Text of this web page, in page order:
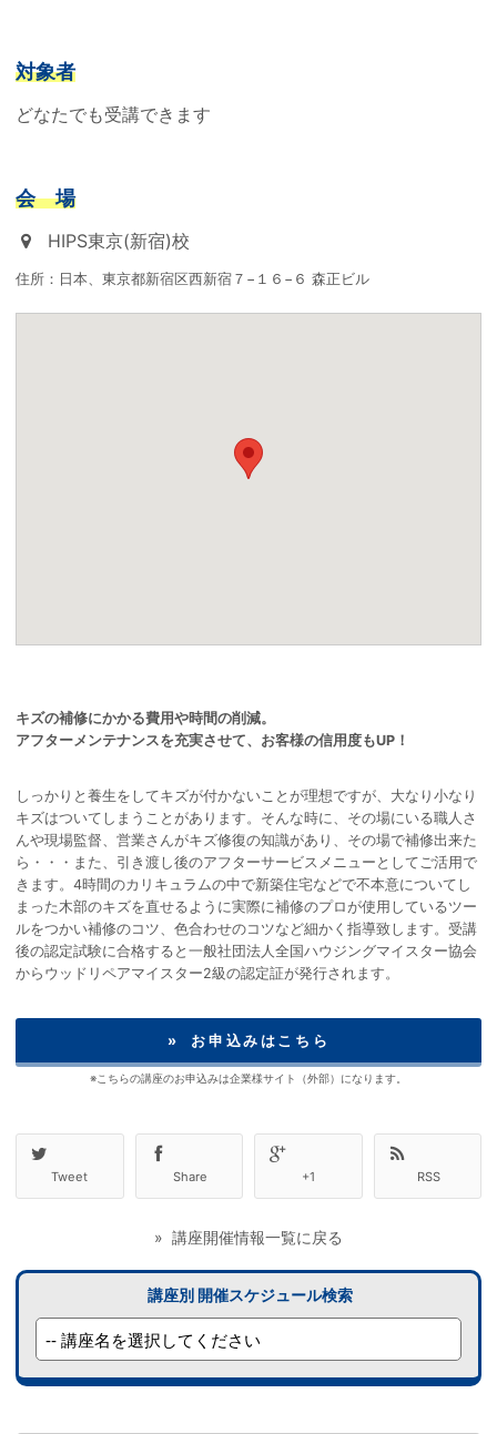
対象者
どなたでも受講できます
会 場
HIPS東京(新宿)校
住所：日本、東京都新宿区西新宿７−１６−６ 森正ビル
キズの補修にかかる費用や時間の削減。
アフターメンテナンスを充実させて、お客様の信用度もUP！
しっかりと養生をしてキズが付かないことが理想ですが、大なり小なり
キズはついてしまうことがあります。そんな時に、その場にいる職人さ
んや現場監督、営業さんがキズ修復の知識があり、その場で補修出来た
ら・・・また、引き渡し後のアフターサービスメニューとしてご活用で
きます。4時間のカリキュラムの中で新築住宅などで不本意についてし
まった木部のキズを直せるように実際に補修のプロが使用しているツー
ルをつかい補修のコツ、色合わせのコツなど細かく指導致します。受講
後の認定試験に合格すると一般社団法人全国ハウジングマイスター協会
からウッドリペアマイスター2級の認定証が発行されます。
» お申込みはこちら
※こちらの講座のお申込みは企業様サイト（外部）になります。
Tweet Share +1 RSS
» 講座開催情報一覧に戻る
講座別 開催スケジュール検索